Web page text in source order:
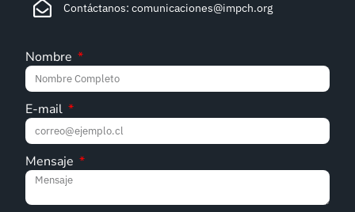
Contáctanos: comunicaciones@impch.org
Nombre
E-mail
Mensaje